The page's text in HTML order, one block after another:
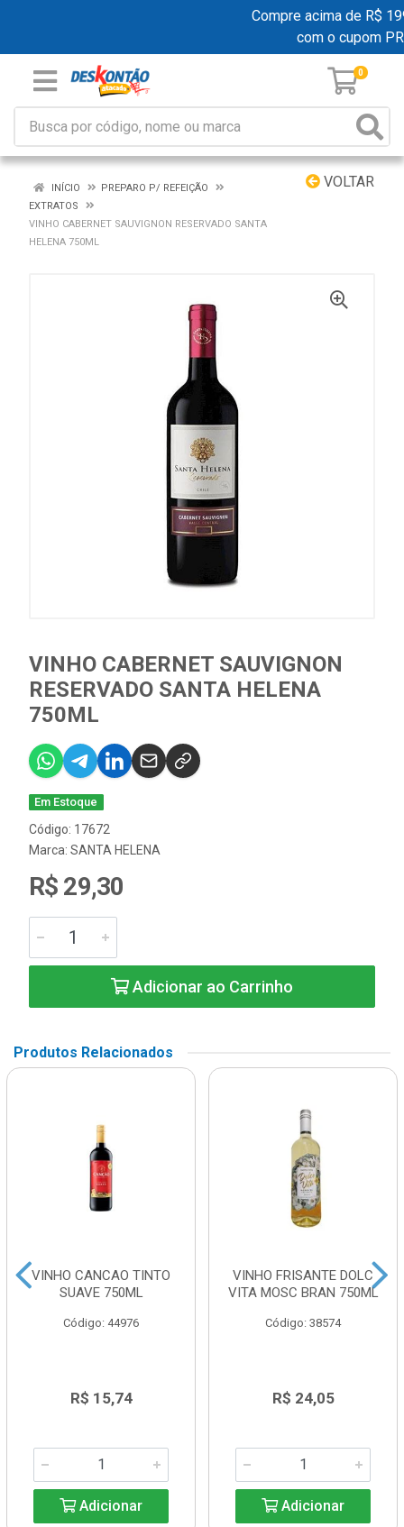
Compre acima de R$
com o cupom
0
VOLTAR
INÍCIO
PREPARO P/ REFEIÇÃO
EXTRATOS
VINHO CABERNET SAUVIGNON RESERVADO SANTA
HELENA 750ML
VINHO CABERNET SAUVIGNON
RESERVADO SANTA HELENA
750ML
Em Estoque
Código: 17672
Marca: SANTA HELENA
R$ 29,30
Adicionar ao Carrinho
Produtos Relacionados
VINHO CANCAO TINTO
SUAVE 750ML
Código: 44976
R$ 15,74
Adicionar
VINHO FRISANTE DOLC
VITA MOSC BRAN 750ML
Código: 38574
R$ 24,05
Adicionar